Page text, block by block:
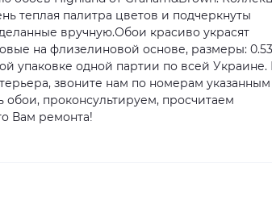
теплая палитра цветов и подчеркнуты
вручную.Обои красиво украсят
на флизелиновой основе, размеры:
упаковке одной партии по всей Украине.
звоните нам по номерам указанным
проконсультируем, просчитаем
Вам ремонта!